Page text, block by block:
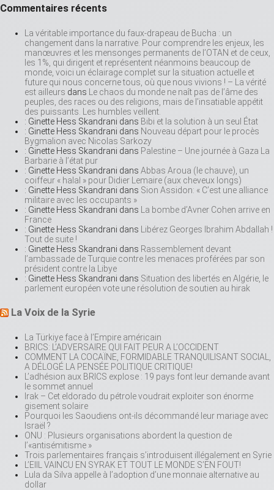
Commentaires récents
La véritable importance du faux-drapeau de Bucha : un
changement dans la narrative. Pour comprendre les enjeux, les
manœuvres et les mensonges permanents de l’OTAN et de ceux,
les 1%, qui dirigent et représentent néanmoins beaucoup de
monde, voici un éclairage complet sur la situation actuelle et
future qui nous concerne tous, où que nous vivions ! – La vérité
est ailleurs dans
Le chaos du monde ne naît pas de l’âme des
peuples, des races ou des religions, mais de l’insatiable appétit
des puissants. Les humbles veillent.
: Ginette Hess Skandrani dans Bibi et la solution à un seul État
: Ginette Hess Skandrani dans Nouveau départ pour le procès
Bygmalion avec Nicolas Sarkozy
: Ginette Hess Skandrani dans Palestine – Une journée à Gaza La
Barbarie à l’état pur
: Ginette Hess Skandrani dans Abbas Aroua (le chauve), un
coiffeur « halal » pour Didier Lemaire (aux cheveux longs)
: Ginette Hess Skandrani dans Sion Assidon: « C’est une alliance
militaire avec les occupants »
: Ginette Hess Skandrani dans
La bombe d’Avner Cohen arrive en
France
: Ginette Hess Skandrani dans
Libérez Georges Ibrahim Abdallah !
Tout de suite !
: Ginette Hess Skandrani dans Rassemblement devant
l’ambassade de Turquie contre les menaces proférées par son
président contre la Libye
: Ginette Hess Skandrani dans Situation des libertés en Algérie, le
parlement européen vote une résolution de soutien au hirak
La Voix de la Syrie
La Türkiye face à l’Empire américain
BRICS: L’ADVERSAIRE QUI FAIT PEUR A L’OCCIDENT
COMMENT LA COCAÏNE, FORMIDABLE TRANQUILISANT SOCIAL,
A DÉLOGÉ LA PENSÉE POLITIQUE CRITIQUE!
L’adhésion aux BRICS explose : 19 pays font leur demande avant
le sommet annuel
Irak – Cet eldorado du pétrole voudrait exploiter son énorme
gisement solaire
Pourquoi les Saoudiens ont-ils décommandé leur mariage avec
Israël ?
ONU : Plusieurs organisations abordent la question de
l’«antisémitisme »
Trois parlementaires français s’introduisent illégalement en Syrie
L’EIIL VAINCU EN SYRAK ET TOUT LE MONDE S’EN FOUT!
Lula da Silva appelle à l’adoption d’une monnaie alternative au
dollar